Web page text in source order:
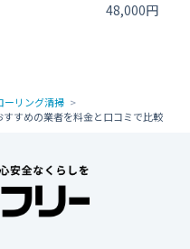
48,000円
ーリング清掃
すめの業者を料金と口コミで比較